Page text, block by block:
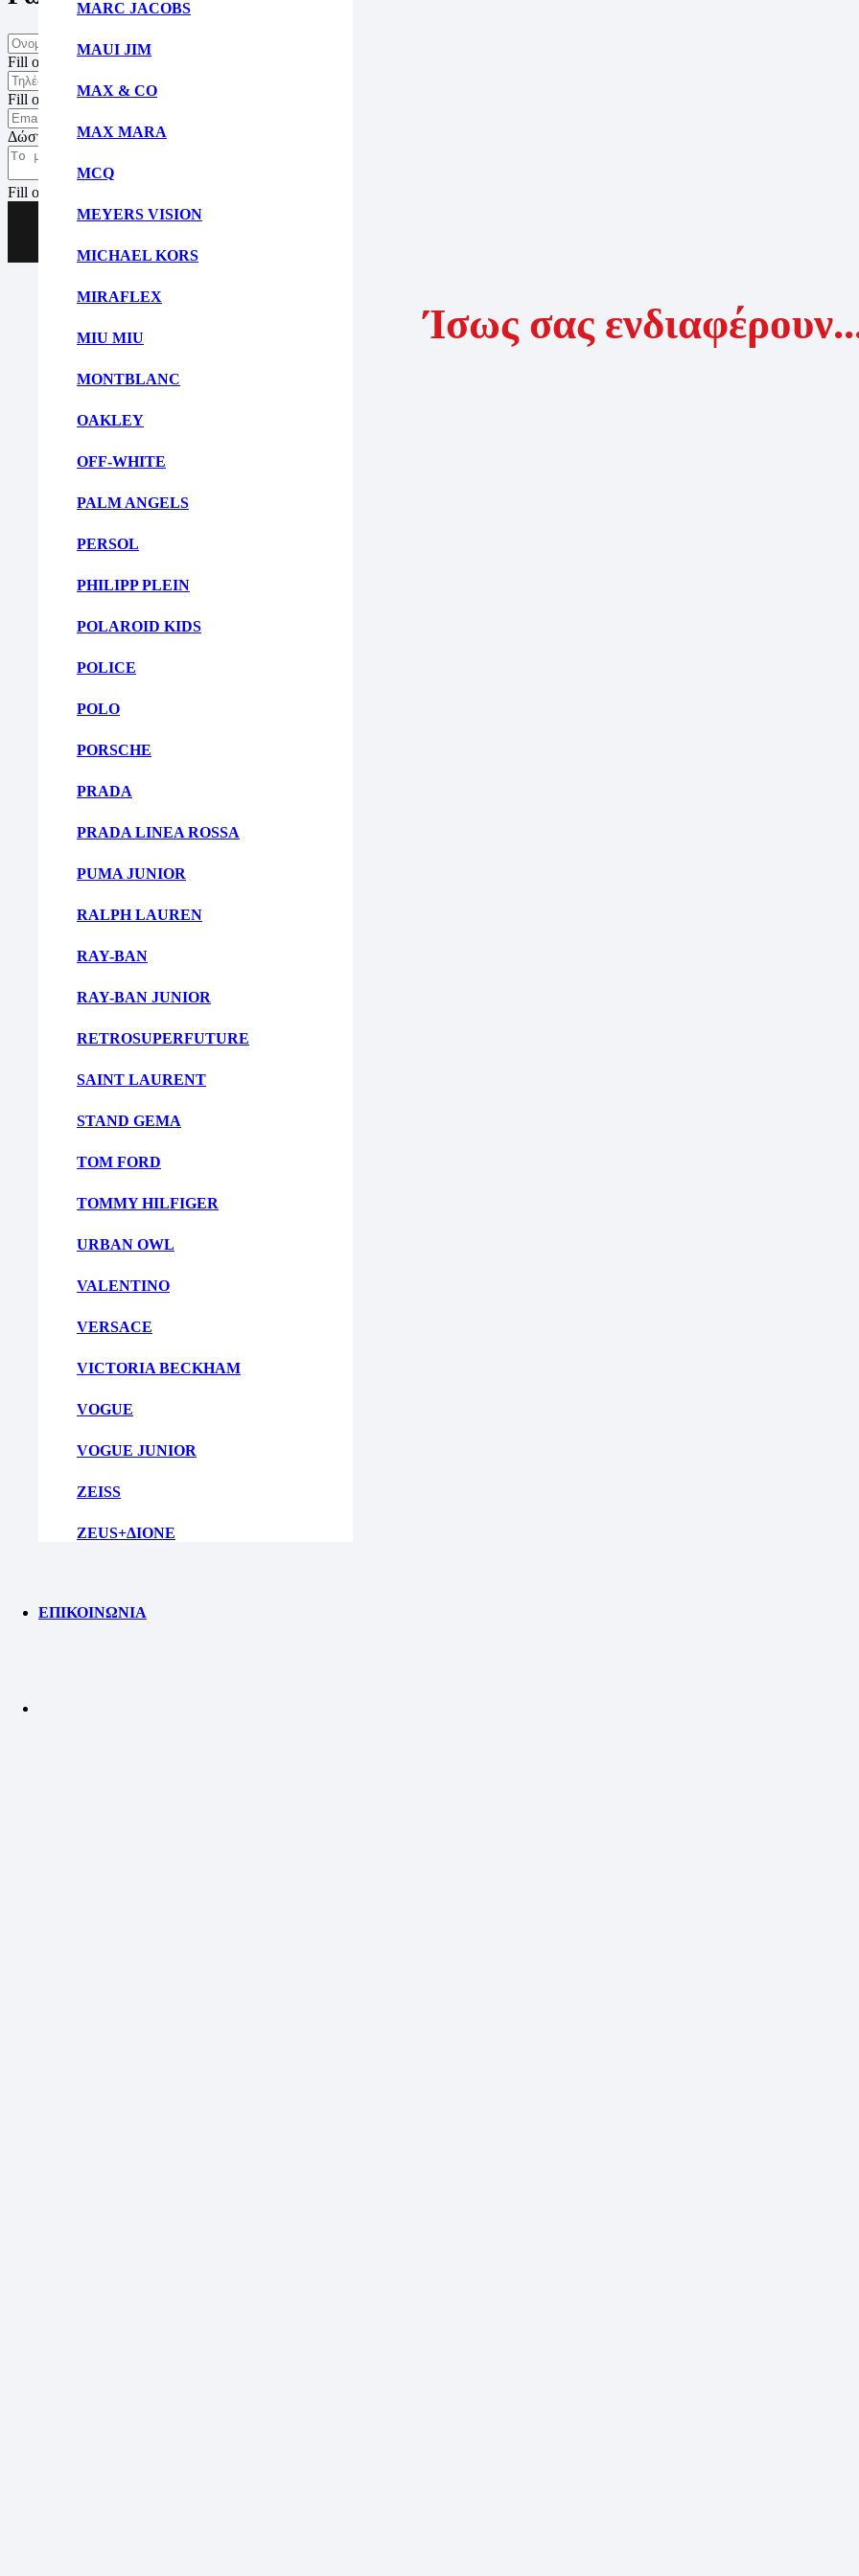
MARC JACOBS
MAUI JIM
MAX & CO
MAX MARA
MCQ
MEYERS VISION
MICHAEL KORS
MIRAFLEX
MIU MIU
MONTBLANC
OAKLEY
OFF-WHITE
PALM ANGELS
PERSOL
PHILIPP PLEIN
POLAROID KIDS
POLICE
POLO
PORSCHE
PRADA
PRADA LINEA ROSSA
PUMA JUNIOR
RALPH LAUREN
RAY-BAN
RAY-BAN JUNIOR
RETROSUPERFUTURE
SAINT LAURENT
STAND GEMA
TOM FORD
TOMMY HILFIGER
URBAN OWL
VALENTINO
VERSACE
VICTORIA BECKHAM
VOGUE
VOGUE JUNIOR
ZEISS
ZEUS+ΔΙΟΝΕ
ΕΠΙΚΟΙΝΩΝΙΑ
Fill out this field
Fill out this field
Δώστε μια έγκυρη ηλ. διεύθυνση.
Fill out this field
Ίσως σας